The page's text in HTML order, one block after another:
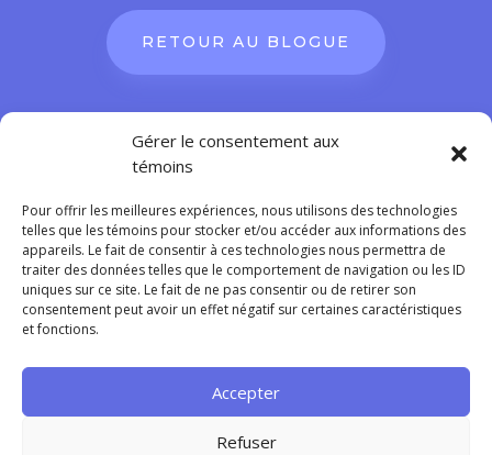
Gérer le consentement aux
témoins
Pour offrir les meilleures expériences, nous utilisons des technologies
telles que les témoins pour stocker et/ou accéder aux informations des
appareils. Le fait de consentir à ces technologies nous permettra de
traiter des données telles que le comportement de navigation ou les ID
uniques sur ce site. Le fait de ne pas consentir ou de retirer son
consentement peut avoir un effet négatif sur certaines caractéristiques
et fonctions.
Accepter
Refuser
RETOUR AU BLOGUE
 514-992-2941
 Sainte-Adèle, Québec
S’abonner à l’infolettre